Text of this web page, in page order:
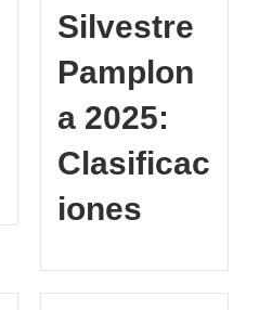
Silvestre
Pamplon
a 2025:
Clasificac
iones